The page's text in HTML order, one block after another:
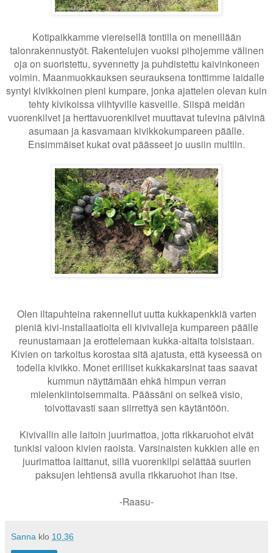
Kotipaikkamme viereisellä tontilla on meneillään
talonrakennustyöt. Rakentelujen vuoksi pihojemme välinen
oja on suoristettu, syvennetty ja puhdistettu kaivinkoneen
voimin. Maanmuokkauksen seurauksena tonttimme laidalle
syntyi kivikkoinen pieni kumpare, jonka ajattelen olevan kuin
tehty kivikoissa viihtyville kasveille. Siispä meidän
vuorenkilvet ja herttavuorenkilvet muuttavat tulevina päivinä
asumaan ja kasvamaan kivikkokumpareen päälle.
Ensimmäiset kukat ovat päässeet jo uusiin multiin.
Olen iltapuhteina rakennellut uutta kukkapenkkiä varten
pieniä kivi-installaatioita eli kivivalleja kumpareen päälle
reunustamaan ja erottelemaan kukka-altaita toisistaan.
Kivien on tarkoitus korostaa sitä ajatusta, että kyseessä on
todella kivikko. Monet erilliset kukkakarsinat taas saavat
kummun näyttämään ehkä himpun verran
mielenkiintoisemmalta. Päässäni on selkeä visio,
toivottavasti saan siirrettyä sen käytäntöön.
Kivivallin alle laitoin juurimattoa, jotta rikkaruohot eivät
tunkisi valoon kivien raoista. Varsinaisten kukkien alle en
juurimattoa laittanut, sillä vuorenkilpi selättää suurien
paksujen lehtiensä avulla rikkaruohot ihan itse.
-Raasu-
Sanna klo 10.36